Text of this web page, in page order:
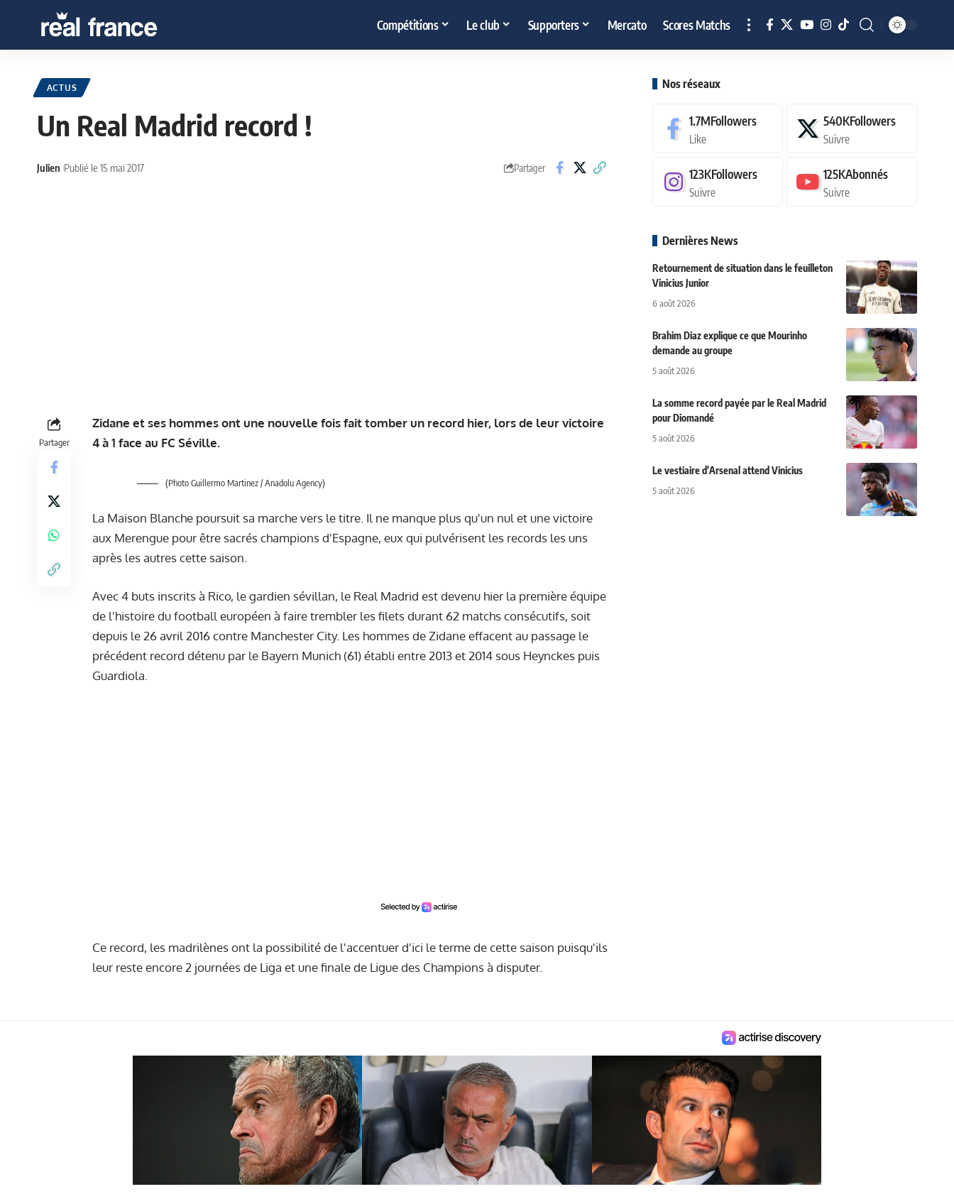
Compétitions Le club Supporters Mercato Scores Matchs
ACTUS
Un Real Madrid record !
Julien Publié le 15 mai 2017 Partager
Partager
Zidane et ses hommes ont une nouvelle fois fait tomber un record hier, lors de leur victoire
4 à 1 face au FC Séville.
(Photo Guillermo Martinez / Anadolu Agency)
La Maison Blanche poursuit sa marche vers le titre. Il ne manque plus qu'un nul et une victoire
aux Merengue pour être sacrés champions d'Espagne, eux qui pulvérisent les records les uns
après les autres cette saison.
Avec 4 buts inscrits à Rico, le gardien sévillan, le Real Madrid est devenu hier la première équipe
de l'histoire du football européen à faire trembler les filets durant 62 matchs consécutifs, soit
depuis le 26 avril 2016 contre Manchester City. Les hommes de Zidane effacent au passage le
précédent record détenu par le Bayern Munich (61) établi entre 2013 et 2014 sous Heynckes puis
Guardiola.
Ce record, les madrilènes ont la possibilité de l'accentuer d'ici le terme de cette saison puisqu'ils
leur reste encore 2 journées de Liga et une finale de Ligue des Champions à disputer.
Nos réseaux
1.7MFollowers
Like
540KFollowers
Suivre
123KFollowers
Suivre
125KAbonnés
Suivre
Dernières News
Retournement de situation dans le feuilleton
Vinicius Junior
6 août 2026
Brahim Diaz explique ce que Mourinho
demande au groupe
5 août 2026
La somme record payée par le Real Madrid
pour Diomandé
5 août 2026
Le vestiaire d'Arsenal attend Vinicius
5 août 2026